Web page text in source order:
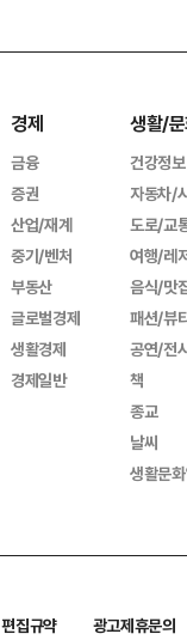
경제
금융
증권
산업/재계
중기/벤처
부동산
글로벌경제
생활경제
경제일반
생활/
건강정보
자동차/
도로/교
여행/레
음식/맛
패션/뷰
공연/전
책
종교
날씨
생활문
편집규약
광고제휴문의